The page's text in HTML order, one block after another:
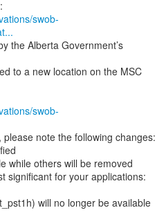
swob-
the Alberta Government’s
to a new location on the MSC
swob-
note the following changes:
while others will be removed
significant for your applications:
will no longer be available